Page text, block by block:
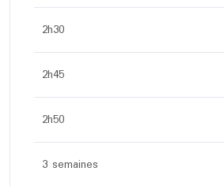
2h30
2h45
2h50
3 semaines